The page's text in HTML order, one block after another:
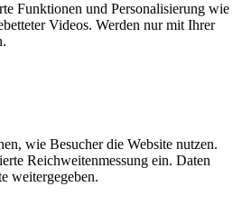
Funktionen und Personalisierung wie
Videos. Werden nur mit Ihrer
wie Besucher die Website nutzen.
Reichweitenmessung ein. Daten
weitergegeben.